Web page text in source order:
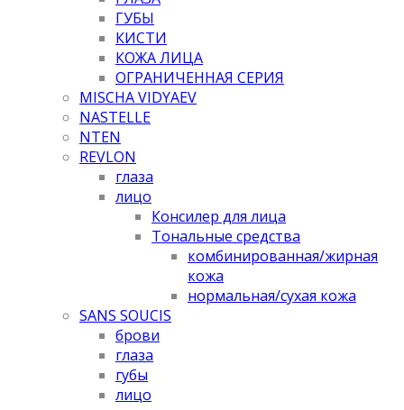
ГУБЫ
КИСТИ
КОЖА ЛИЦА
ОГРАНИЧЕННАЯ СЕРИЯ
MISCHA VIDYAEV
NASTELLE
NTEN
REVLON
глаза
лицо
Консилер для лица
Тональные средства
комбинированная/жирная
кожа
нормальная/cухая кожа
SANS SOUCIS
брови
глаза
губы
лицо